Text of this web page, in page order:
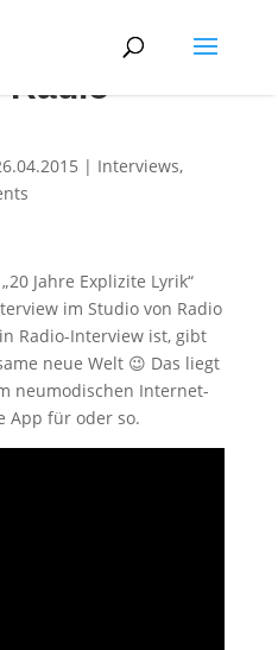
Radio
| Interviews,
Jahre Explizite Lyrik“
im Studio von Radio
Radio-Interview ist, gibt
neue Welt 😉 Das liegt
neumodischen Internet-
App für oder so.